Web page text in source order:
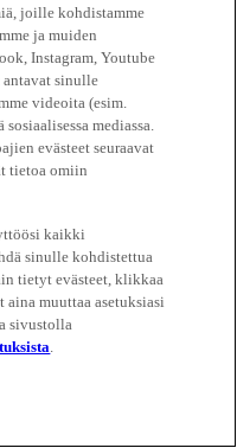
joille kohdistamme
ja muiden
Instagram, Youtube
antavat sinulle
videoita (esim.
mediassa.
evästeet seuraavat
tietoa omiin
kaikki
sinulle kohdistettua
tietyt evästeet, klikkaa
aina muuttaa asetuksiasi
sivustolla